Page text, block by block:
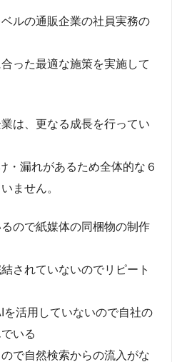
ルの通販企業の社員実務の
った最適な施策を実施して
は、更なる成長を行ってい
・漏れがあるため全体的な６
ません。
ので紙媒体の同梱物の制作
されていないのでリピート
を活用していないので自社の
いる
で自然検索からの流入がな